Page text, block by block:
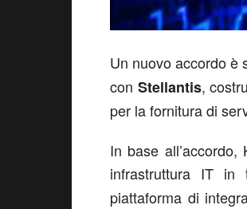
Un nuovo accordo è
con Stellantis,
per la fornitura di
In base
infrastruttura IT in
piattaforma di